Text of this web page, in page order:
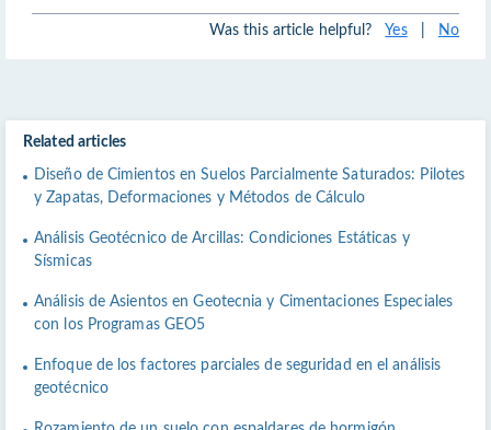
Was this article helpful? Yes No
Related articles
Diseño de Cimientos en Suelos Parcialmente Saturados: Pilotes
y Zapatas, Deformaciones y Métodos de Cálculo
Análisis Geotécnico de Arcillas: Condiciones Estáticas y
Sísmicas
Análisis de Asientos en Geotecnia y Cimentaciones Especiales
con los Programas GEO5
Enfoque de los factores parciales de seguridad en el análisis
geotécnico